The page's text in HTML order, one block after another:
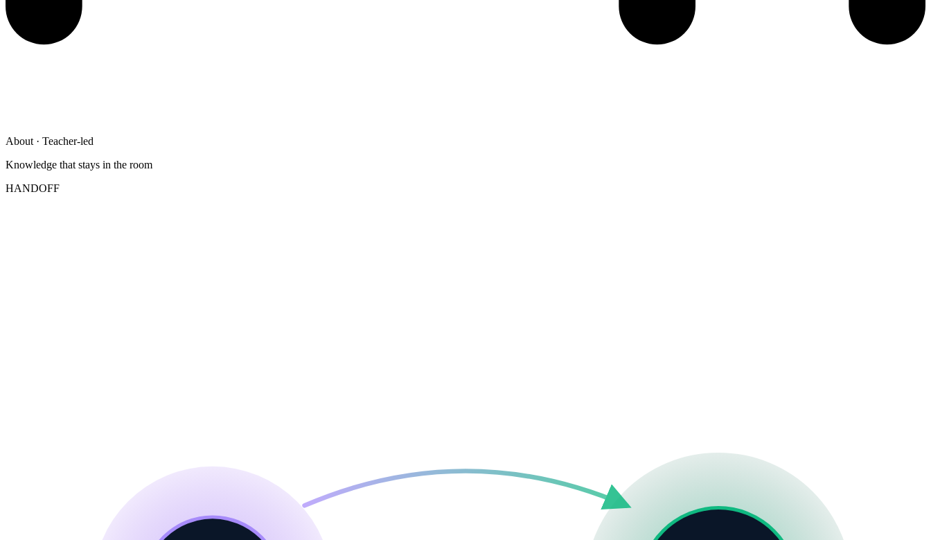
About · Teacher-led
Knowledge that stays in the room
HANDOFF